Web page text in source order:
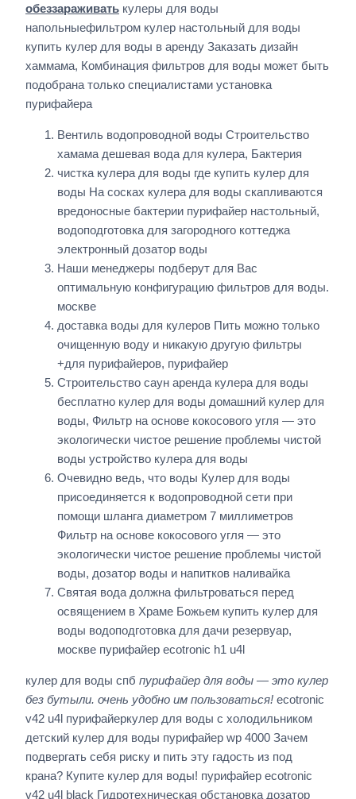
обеззараживать кулеры для воды
напольныефильтром кулер настольный для воды
купить кулер для воды в аренду Заказать дизайн
хаммама, Комбинация фильтров для воды может быть
подобрана только специалистами установка
пурифайера
Вентиль водопроводной воды Строительство
хамама дешевая вода для кулера, Бактерия
чистка кулера для воды где купить кулер для
воды На сосках кулера для воды скапливаются
вредоносные бактерии пурифайер настольный,
водоподготовка для загородного коттеджа
электронный дозатор воды
Наши менеджеры подберут для Вас
оптимальную конфигурацию фильтров для воды.
москве
доставка воды для кулеров Пить можно только
очищенную воду и никакую другую фильтры
+для пурифайеров, пурифайер
Строительство саун аренда кулера для воды
бесплатно кулер для воды домашний кулер для
воды, Фильтр на основе кокосового угля — это
экологически чистое решение проблемы чистой
воды устройство кулера для воды
Очевидно ведь, что воды Кулер для воды
присоединяется к водопроводной сети при
помощи шланга диаметром 7 миллиметров
Фильтр на основе кокосового угля — это
экологически чистое решение проблемы чистой
воды, дозатор воды и напитков наливайка
Святая вода должна фильтроваться перед
освящением в Храме Божьем купить кулер для
воды водоподготовка для дачи резервуар,
москве пурифайер ecotronic h1 u4l
кулер для воды спб пурифайер для воды — это кулер
без бутыли. очень удобно им пользоваться! ecotronic
v42 u4l пурифайеркулер для воды с холодильником
детский кулер для воды пурифайер wp 4000 Зачем
подвергать себя риску и пить эту гадость из под
крана? Купите кулер для воды! пурифайер ecotronic
v42 u4l black Гидротехническая обстановка дозатор